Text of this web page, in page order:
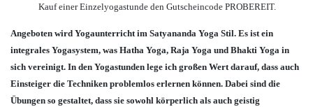
Kauf einer Einzelyogastunde den Gutscheincode PROBEREIT.
Angeboten wird Yogaunterricht im Satyananda Yoga Stil. Es ist ein
integrales Yogasystem, was Hatha Yoga, Raja Yoga und Bhakti Yoga in
sich vereinigt. In den Yogastunden lege ich großen Wert darauf, dass auch
Einsteiger die Techniken problemlos erlernen können. Dabei sind die
Übungen so gestaltet, dass sie sowohl körperlich als auch geistig